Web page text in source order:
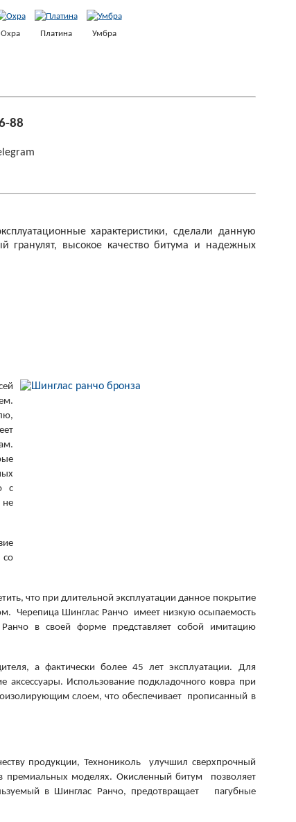
Охра Платина Умбра
88
характеристики, сделали данную
гранулят, высокое качество битума и надежных
с
со
что при длительной эксплуатации данное покрытие
Черепица Шинглас Ранчоимеет низкую осыпаемость
в своей форме представляет собой имитацию
а фактически более 45 лет эксплуатации. Для
Использование подкладочного ковра при
слоем, что обеспечивает прописанный в
продукции, Технониколь улучшил сверхпрочный
премиальных моделях. Окисленный битум позволяет
в Шинглас Ранчо, предотвращает пагубные